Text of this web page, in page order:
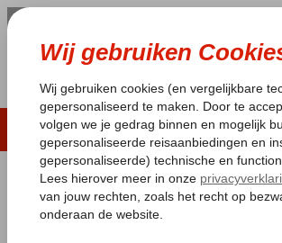
LAST MINUTE
Pakketgarantie
Home
Griekenland Rhodos